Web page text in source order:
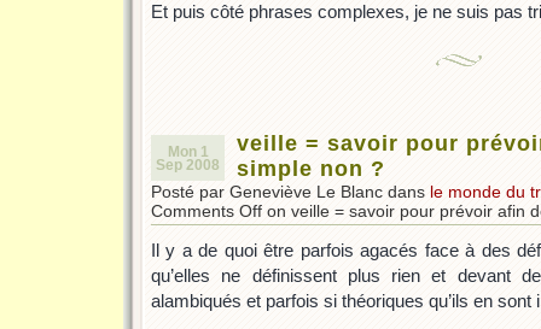
Et puis côté phrases complexes, je ne suis pas
Mon 1
Sep 2008
veille = savoir pour
simple non ?
Posté par Geneviève Le Blanc dans le monde du
Comments Off on veille = savoir pour prévoir afin
Il y a de quoi être parfois agacés face à des
qu’elles ne définissent plus rien et devant
alambiqués et parfois si théoriques qu’ils en